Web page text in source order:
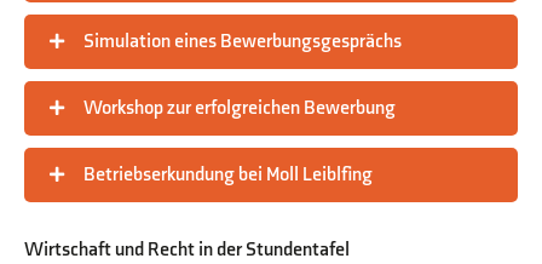
Simulation eines Bewerbungsgesprächs
Workshop zur erfolgreichen Bewerbung
Betriebserkundung bei Moll Leiblfing
Wirtschaft und Recht in der Stundentafel